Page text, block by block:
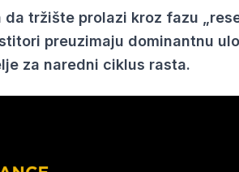
tržište prolazi kroz fazu
preuzimaju dominantnu
za naredni ciklus rasta.